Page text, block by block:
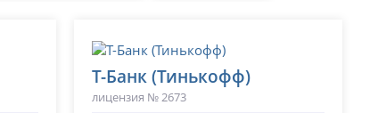
Т-Банк (Тинькофф)
лицензия № 2673